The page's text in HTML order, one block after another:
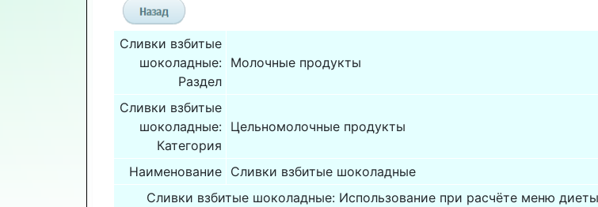
Сливки взбитые
шоколадные:
Раздел
Молочные продукты
Сливки взбитые
шоколадные:
Категория
Цельномолочные продукты
Наименование Сливки взбитые шоколадные
Сливки взбитые шоколадные: Использование при расчёте меню